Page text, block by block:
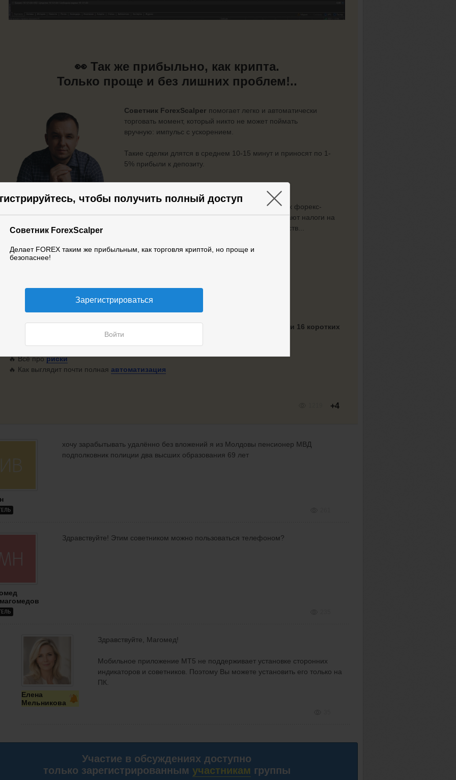
чтобы получить полный доступ
Советник ForexScalper
Делает FOREX таким же прибыльным, как торговля криптой, но проще и
безопаснее!
Зарегистрироваться
Войти
×
👀 Так же прибыльно, как крипта.
Только проще и без лишних проблем!..
Советник ForexScalper помогает легко и автоматически
торговать момент, который никто не может поймать
вручную: импульс с ускорением.
Такие сделки длятся в среднем 10-15 минут и приносят по 1-
5% прибыли к депозиту.
Мой личный пример:8 «иксов» за4,5 месяца.
Всё это — намного проще крипты
. У легальных форекс-
дилеров, которые сами рассчитывают и уплачивают налоги на
прибыль. И без проблем с вводом/выводом средств...
А ещё — рекомендую:
плюс $1000 за 4 дня и 16 коротких
🔥 Видео:какпользоваться системойForexScalper
🔥 Всё прориски
🔥 Как выглядит почти полная автоматизация
+4
хочу зарабытывать удалённо без вложений я из Молдовы пенсионер МВД
подполковник полиции два высших образования 69 лет
Здравствуйте! Этим советником можно пользоваться телефоном?
Елена
Мельникова
Здравствуйте, Магомед!
Мобильное приложение МТ5 не поддерживает установке сторонних
индикаторов и советников. Поэтому Вы можете установить его только на
ПК.
Участие в обсуждениях доступно
только зарегистрированным участникам группы